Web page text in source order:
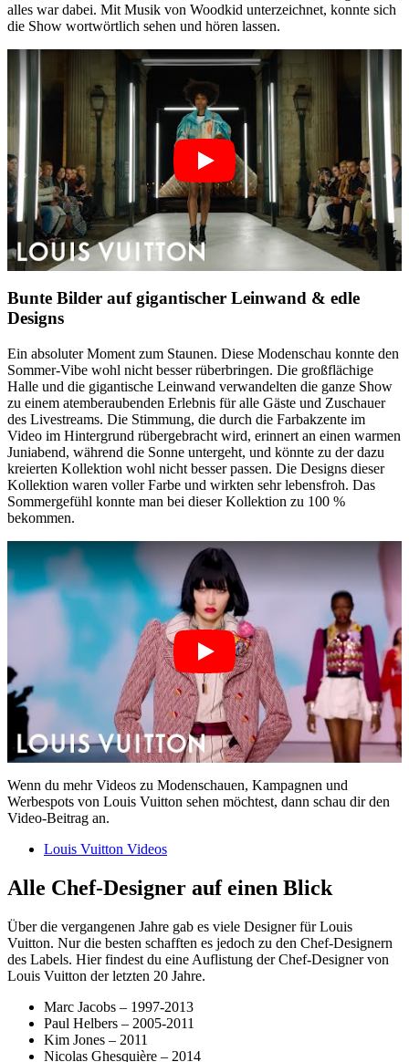
alles war dabei. Mit Musik von Woodkid unterzeichnet, konnte sich
die Show wortwörtlich sehen und hören lassen.
Bunte Bilder auf gigantischer Leinwand & edle
Designs
Ein absoluter Moment zum Staunen. Diese Modenschau konnte den
Sommer-Vibe wohl nicht besser rüberbringen. Die großflächige
Halle und die gigantische Leinwand verwandelten die ganze Show
zu einem atemberaubenden Erlebnis für alle Gäste und Zuschauer
des Livestreams. Die Stimmung, die durch die Farbakzente im
Video im Hintergrund rübergebracht wird, erinnert an einen warmen
Juniabend, während die Sonne untergeht, und könnte zu der dazu
kreierten Kollektion wohl nicht besser passen. Die Designs dieser
Kollektion waren voller Farbe und wirkten sehr lebensfroh. Das
Sommergefühl konnte man bei dieser Kollektion zu 100 %
bekommen.
Wenn du mehr Videos zu Modenschauen, Kampagnen und
Werbespots von Louis Vuitton sehen möchtest, dann schau dir den
Video-Beitrag an.
Louis Vuitton Videos
Alle Chef-Designer auf einen Blick
Über die vergangenen Jahre gab es viele Designer für Louis
Vuitton. Nur die besten schafften es jedoch zu den Chef-Designern
des Labels. Hier findest du eine Auflistung der Chef-Designer von
Louis Vuitton der letzten 20 Jahre.
Marc Jacobs – 1997-2013
Paul Helbers – 2005-2011
Kim Jones – 2011
Nicolas Ghesquière – 2014